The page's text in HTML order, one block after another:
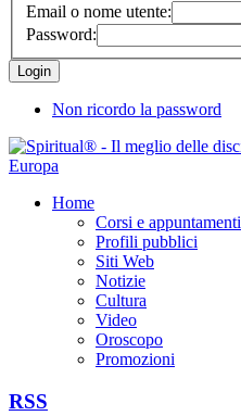
Email o nome utente:
Password:
Non ricordo la password
Home
Corsi e appuntamenti
Profili pubblici
Siti Web
Notizie
Cultura
Video
Oroscopo
Promozioni
RSS